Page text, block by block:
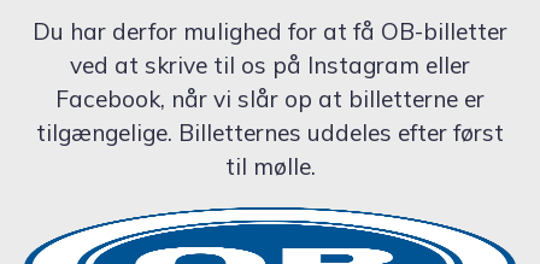
Du har derfor mulighed for at få OB-billetter
ved at skrive til os på Instagram eller
Facebook, når vi slår op at billetterne er
tilgængelige. Billetternes uddeles efter først
til mølle.